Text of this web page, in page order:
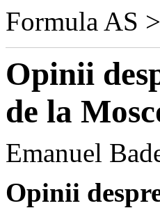
Formula AS
Opinii
de la
Emanuel
Opinii